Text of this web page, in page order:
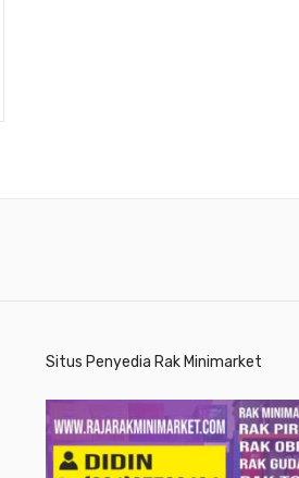
Situs Penyedia Rak Minimarket